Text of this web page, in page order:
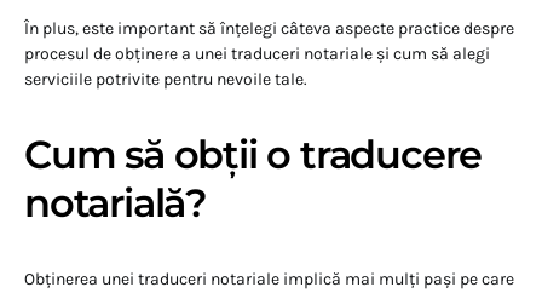
În plus, este important să înțelegi câteva aspecte practice despre
procesul de obținere a unei traduceri notariale și cum să alegi
serviciile potrivite pentru nevoile tale.
Cum să obții o traducere
notarială?
Obținerea unei traduceri notariale implică mai mulți pași pe care